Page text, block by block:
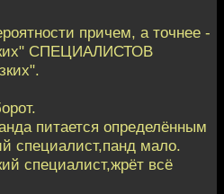
причем, а точнее -
СПЕЦИАЛИСТОВ
питается определённым
специалист,панд мало.
специалист,жрёт всё